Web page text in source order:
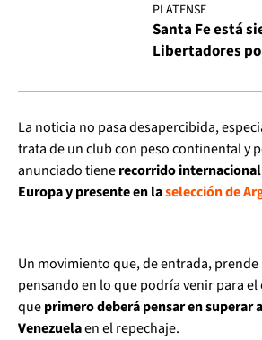
PLATENSE
Santa Fe está
Libertadores
La noticia no pasa desapercibida,
trata de un club con peso continental y
anunciado tienerecorrido
Europa y presente en laselección de
Un movimiento que, de entrada, prende
pensando en lo que podría venir para el
queprimero deberá pensar en superar
Venezuelaen el repechaje.